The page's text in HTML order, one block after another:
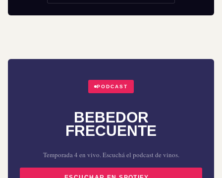
PODCAST
BEBEDOR
FRECUENTE
Temporada 4 en vivo. Escuchá el podcast de vinos.